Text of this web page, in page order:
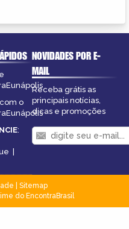
o
:
NOVIDADES POR E-
MAIL
Receba grátis as
principais notícias,
dicas e promoções
Sitemap
do EncontraBrasil